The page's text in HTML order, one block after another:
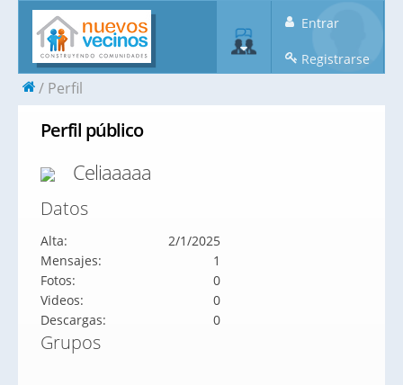
Entrar
Registrarse
Perfil
Perfil público
Celiaaaaa
Datos
Alta:
2/1/2025
Mensajes:
1
Fotos:
0
Videos:
0
Descargas:
0
Grupos